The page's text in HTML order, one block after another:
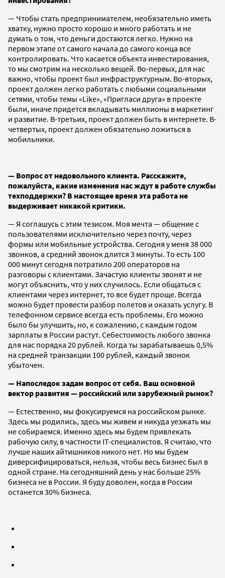
— Чтобы стать предпринимателем, необязательно иметь
хватку, нужно просто хорошо и много работать и не
думать о том, что деньги достаются легко. Нужно на
первом этапе от самого начала до самого конца все
контролировать. Что касается объекта инвестирования,
то мы смотрим на несколько вещей. Во-первых, для нас
важно, чтобы проект был инфраструктурным. Во-вторых,
проект должен легко работать с любыми социальными
сетями, чтобы темы «Like», «Пригласи друга» в проекте
были, иначе придется вкладывать миллионы в маркетинг
и развитие. В-третьих, проект должен быть в интернете. В-
четвертых, проект должен обязательно ложиться в
мобильники.
— Вопрос от недовольного клиента. Расскажите,
пожалуйста, какие изменения нас ждут в работе службы
техподдержки? В настоящее время эта работа не
выдерживает никакой критики.
— Я соглашусь с этим тезисом. Моя мечта — общение с
пользователями исключительно через почту, через
формы или мобильные устройства. Сегодня у меня 38 000
звонков, а средний звонок длится 3 минуты. То есть 100
000 минут сегодня потратило 200 операторов на
разговоры с клиентами. Зачастую клиенты звонят и не
могут объяснить, что у них случилось. Если общаться с
клиентами через интернет, то все будет проще. Всегда
можно будет провести разбор полетов и оказать услугу. В
телефонном сервисе всегда есть проблемы. Его можно
было бы улучшить, но, к сожалению, с каждым годом
зарплаты в России растут. Себестоимость любого звонка
для нас порядка 20 рублей. Когда ты зарабатываешь 0,5%
на средней транзакции 100 рублей, каждый звонок
убыточен.
— Напоследок задам вопрос от себя. Ваш основной
вектор развития — российский или зарубежный рынок?
— Естественно, мы фокусируемся на российском рынке.
Здесь мы родились, здесь мы живем и никуда уезжать мы
не собираемся. Именно здесь мы будем привлекать
рабочую силу, в частности IT-специалистов. Я считаю, что
лучше наших айтишников никого нет. Но мы будем
диверсифицироваться, нельзя, чтобы весь бизнес был в
одной стране. На сегодняшний день у нас больше 25%
бизнеса не в России. Я буду доволен, когда в России
останется 30% бизнеса.